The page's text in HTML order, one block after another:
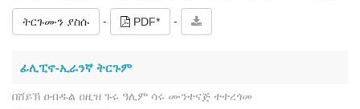
ትርጉሙን ያስሱ - PDF* -
ፊሊፒኖ-ኢራንኛ ትርጉም
በሸይኽ ዐብዱል ዐዚዝ ጉሩ ዓሊም ሳሩ ሙንተናጅ ተተረጎመ